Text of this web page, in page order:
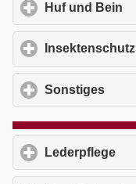
Huf und Bein
Insektenschutz
Sonstiges
Lederpflege